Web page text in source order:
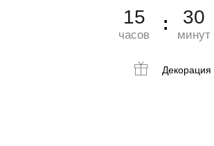
15
часов
30
минут
Декорация